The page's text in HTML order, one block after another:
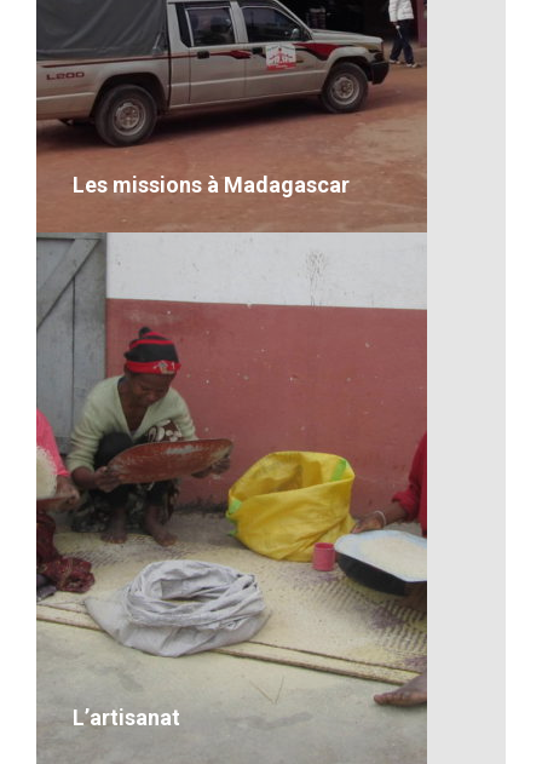
Les missions à Madagascar
Les missions à Madagascar
desc
L’artisanat